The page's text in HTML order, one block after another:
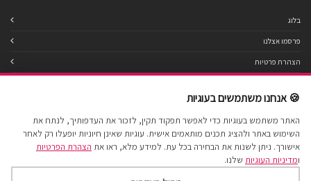
בלוג
פרסמו אצלנו
הצהרת פרטיות
תנאי שימוש
הצהרת נגישות
מפת אתר
🍪 אנחנו משתמשים בעוגיות
האתר משתמש בעוגיות כדי לאפשר תפקוד תקין, לזכור את העדפותיך, לנתח את
השימוש באתר ולהציג תכנים מותאמים אישית. עוגיות שאינן חיוניות יופעלו רק לאחר
אישורך. ניתן לשנות את הבחירה בכל עת. למידע מלא, ראו את הצהרת הפרטיות
ומדיניות העוגיות שלנו.